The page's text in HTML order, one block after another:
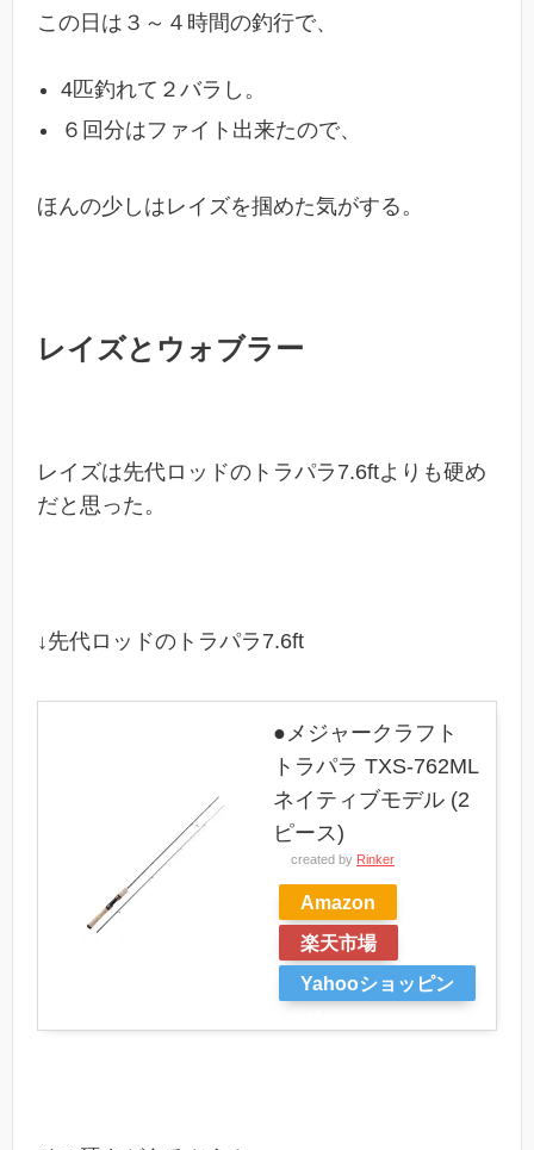
この日は３～４時間の釣行で、
4匹釣れて２バラし。
６回分はファイト出来たので、
ほんの少しはレイズを掴めた気がする。
レイズとウォブラー
レイズは先代ロッドのトラパラ7.6ftよりも硬め
だと思った。
↓先代ロッドのトラパラ7.6ft
●メジャークラフト
トラパラ TXS-762ML
ネイティブモデル (2
ピース)
created by Rinker
Amazon
楽天市場
Yahooショッピン